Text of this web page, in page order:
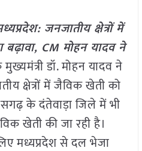
जनजातीय क्षेत्रों में
CM मोहन यादव ने
डॉ. मोहन यादव ने
क्षेत्रों में जैविक खेती को
के दंतेवाड़ा जिले में भी
खेती की जा रही है।
मध्यप्रदेश से दल भेजा